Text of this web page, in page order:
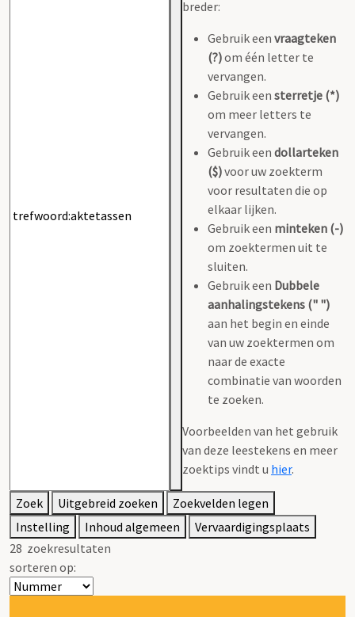
breder:
Gebruik een vraagteken
(?)om één letter te
vervangen.
Gebruik een sterretje (*)
om meer letters te
vervangen.
Gebruik een dollarteken
($)voor uw zoekterm
voor resultaten die op
elkaar lijken.
Gebruik een minteken (-)
om zoektermen uit te
sluiten.
Gebruik een Dubbele
aanhalingstekens (" ")
aan het begin en einde
van uw zoektermen om
naar de exacte
combinatie van woorden
te zoeken.
Voorbeelden van het gebruik
van deze leestekens en meer
zoektips vindt u hier.
Zoek Uitgebreid zoeken
Zoekvelden legen
Instelling
Inhoud algemeen
Vervaardigingsplaats
28 zoekresultaten
sorteren op: